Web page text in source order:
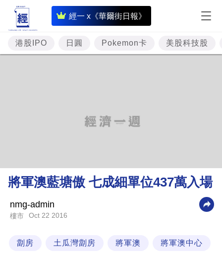
經一 x《華爾街日報》
即
時
財
經
理
財
業
技
港股IPO 日圓 Pokemon卡 美股科技股
將軍澳藍塘傲 七成細單位437萬入場
nmg-admin
樓市 Oct 22 2016
劏房 土瓜灣劏房 將軍澳 將軍澳中心